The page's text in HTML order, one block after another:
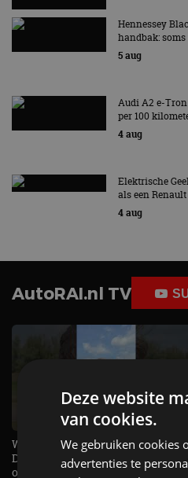
Hennessey
handbak:
5 aug
Audi A2 e-
per 100
4 aug
Elektrische
als een
4 aug
AutoRAI.nl TV
Welke elektrische auto past bij
De EV Experience geeft antwoord
op je vraag! - AutoRAI TV
Deze website
van cookies.
We gebruiken cookies
advertenties te